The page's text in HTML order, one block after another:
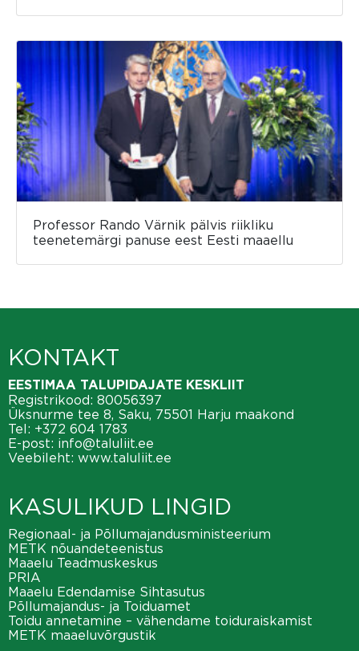
Professor Rando Värnik pälvis riikliku
teenetemärgi panuse eest Eesti maaellu
KONTAKT
EESTIMAA TALUPIDAJATE KESKLIIT
Registrikood: 80056397
Üksnurme tee 8, Saku, 75501 Harju maakond
Tel: +372 604 1783
E-post: info@taluliit.ee
Veebileht: www.taluliit.ee
KASULIKUD LINGID
Regionaal- ja Põllumajandusministeerium
METK nõuandeteenistus
Maaelu Teadmuskeskus
PRIA
Maaelu Edendamise Sihtasutus
Põllumajandus- ja Toiduamet
Toidu annetamine – vähendame toiduraiskamist
METK maaeluvõrgustik